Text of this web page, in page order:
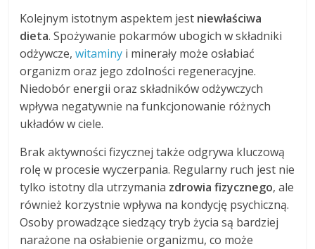
Kolejnym istotnym aspektem jest niewłaściwa
dieta. Spożywanie pokarmów ubogich w składniki
odżywcze,witaminy i minerały może osłabiać
organizm oraz jego zdolności regeneracyjne.
Niedobór energii oraz składników odżywczych
wpływa negatywnie na funkcjonowanie różnych
układów w ciele.
Brak aktywności fizycznej także odgrywa kluczową
rolę w procesie wyczerpania. Regularny ruch jest nie
tylko istotny dla utrzymania zdrowia fizycznego, ale
również korzystnie wpływa na kondycję psychiczną.
Osoby prowadzące siedzący tryb życia są bardziej
narażone na osłabienie organizmu, co może